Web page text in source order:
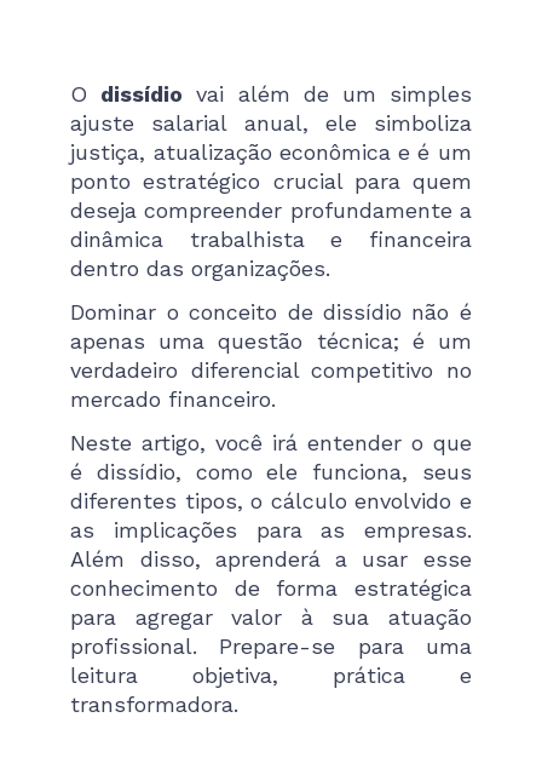
O dissídio vai além de um simples
ajuste salarial anual, ele simboliza
justiça, atualização econômica e é um
ponto estratégico crucial para quem
deseja compreender profundamente a
dinâmica trabalhista e financeira
dentro das organizações.
Dominar o conceito de dissídio não é
apenas uma questão técnica; é um
verdadeiro diferencial competitivo no
mercado financeiro.
Neste artigo, você irá entender o que
é dissídio, como ele funciona, seus
diferentes tipos, o cálculo envolvido e
as implicações para as empresas.
Além disso, aprenderá a usar esse
conhecimento de forma estratégica
para agregar valor à sua atuação
profissional. Prepare-se para uma
leitura objetiva, prática e
transformadora.